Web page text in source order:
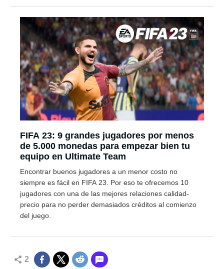
FIFA 23: 9 grandes jugadores por menos
de 5.000 monedas para empezar bien tu
equipo en Ultimate Team
Encontrar buenos jugadores a un menor costo no
siempre es fácil en FIFA 23. Por eso te ofrecemos 10
jugadores con una de las mejores relaciones calidad-
precio para no perder demasiados créditos al comienzo
del juego.
2